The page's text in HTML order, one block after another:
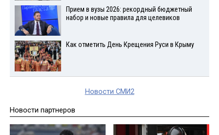
Прием в вузы 2026: рекордный бюджетный
набор и новые правила для целевиков
Как отметить День Крещения Руси в Крыму
Новости СМИ2
Новости партнеров